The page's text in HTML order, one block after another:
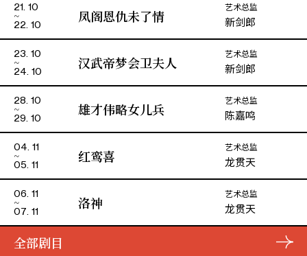
鍾一鸣
21. 10
22. 10
凤阁恩仇未了情 艺术总监
新剑郎
23. 10
24. 10
汉武帝梦会卫夫人 艺术总监
新剑郎
28. 10
29. 10
雄才伟略女儿兵 艺术总监
陈嘉鸣
04. 11
05. 11
红鸾喜 艺术总监
龙贯天
06. 11
07. 11
洛神 艺术总监
龙贯天
全部剧目